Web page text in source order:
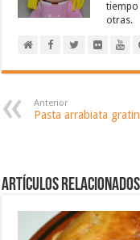
tiempo
otras.
Anterior
Pasta arrabiata
Artículos relacionados